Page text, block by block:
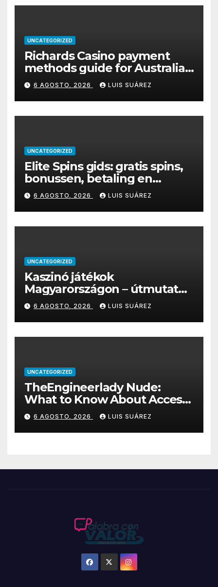
UNCATEGORIZED
Richards Casino payment
methods guide for Australian
players
6 AGOSTO, 2026 LUIS SUÁREZ
UNCATEGORIZED
Elite Spins gids: gratis spins,
bonussen, betaling en
mobiel spelen
6 AGOSTO, 2026 LUIS SUÁREZ
UNCATEGORIZED
Kaszinó játékok
Magyarországon – útmutató
a legnépszerűbb online
kaszinójátékokhoz
6 AGOSTO, 2026 LUIS SUÁREZ
UNCATEGORIZED
TheEngineerlady Nude:
What to Know About Access,
Privacy & Features
6 AGOSTO, 2026 LUIS SUÁREZ